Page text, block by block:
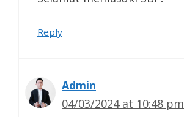
Reply
Admin
04/03/2024 at 10:48 pm